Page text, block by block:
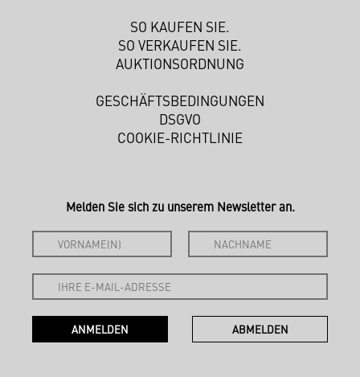
SO KAUFEN SIE.
SO VERKAUFEN SIE.
AUKTIONSORDNUNG
GESCHÄFTSBEDINGUNGEN
DSGVO
COOKIE-RICHTLINIE
Melden Sie sich zu unserem Newsletter an.